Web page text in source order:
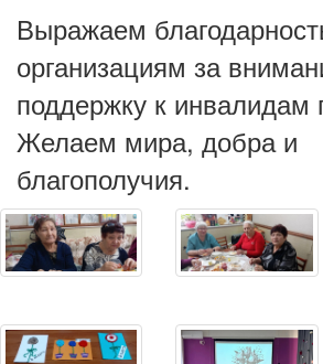
Выражаем
организациям за
поддержку к инвалидам
Желаем мира, добра и
благополучия.